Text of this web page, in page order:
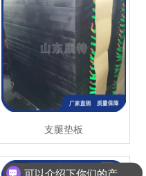
支腿垫板
可以介绍下你们的产品么？